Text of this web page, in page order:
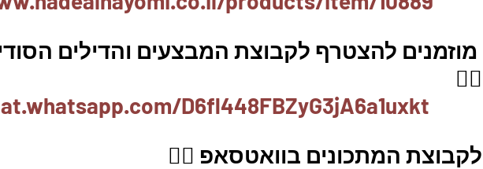
מוזמנים להצטרף לקבוצת המבצעים והדילים
👇🏼
D6fl448FBZyG3jA6a1uxkt
לקבוצת המתכונים בוואטסאפ 👇🏽